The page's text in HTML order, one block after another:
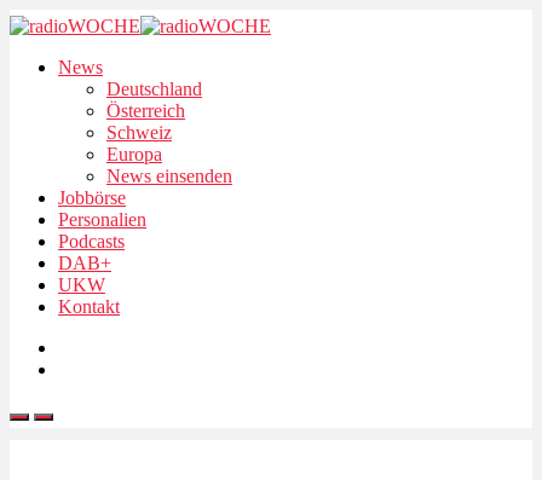
News
Deutschland
Österreich
Schweiz
Europa
News einsenden
Jobbörse
Personalien
Podcasts
DAB+
UKW
Kontakt